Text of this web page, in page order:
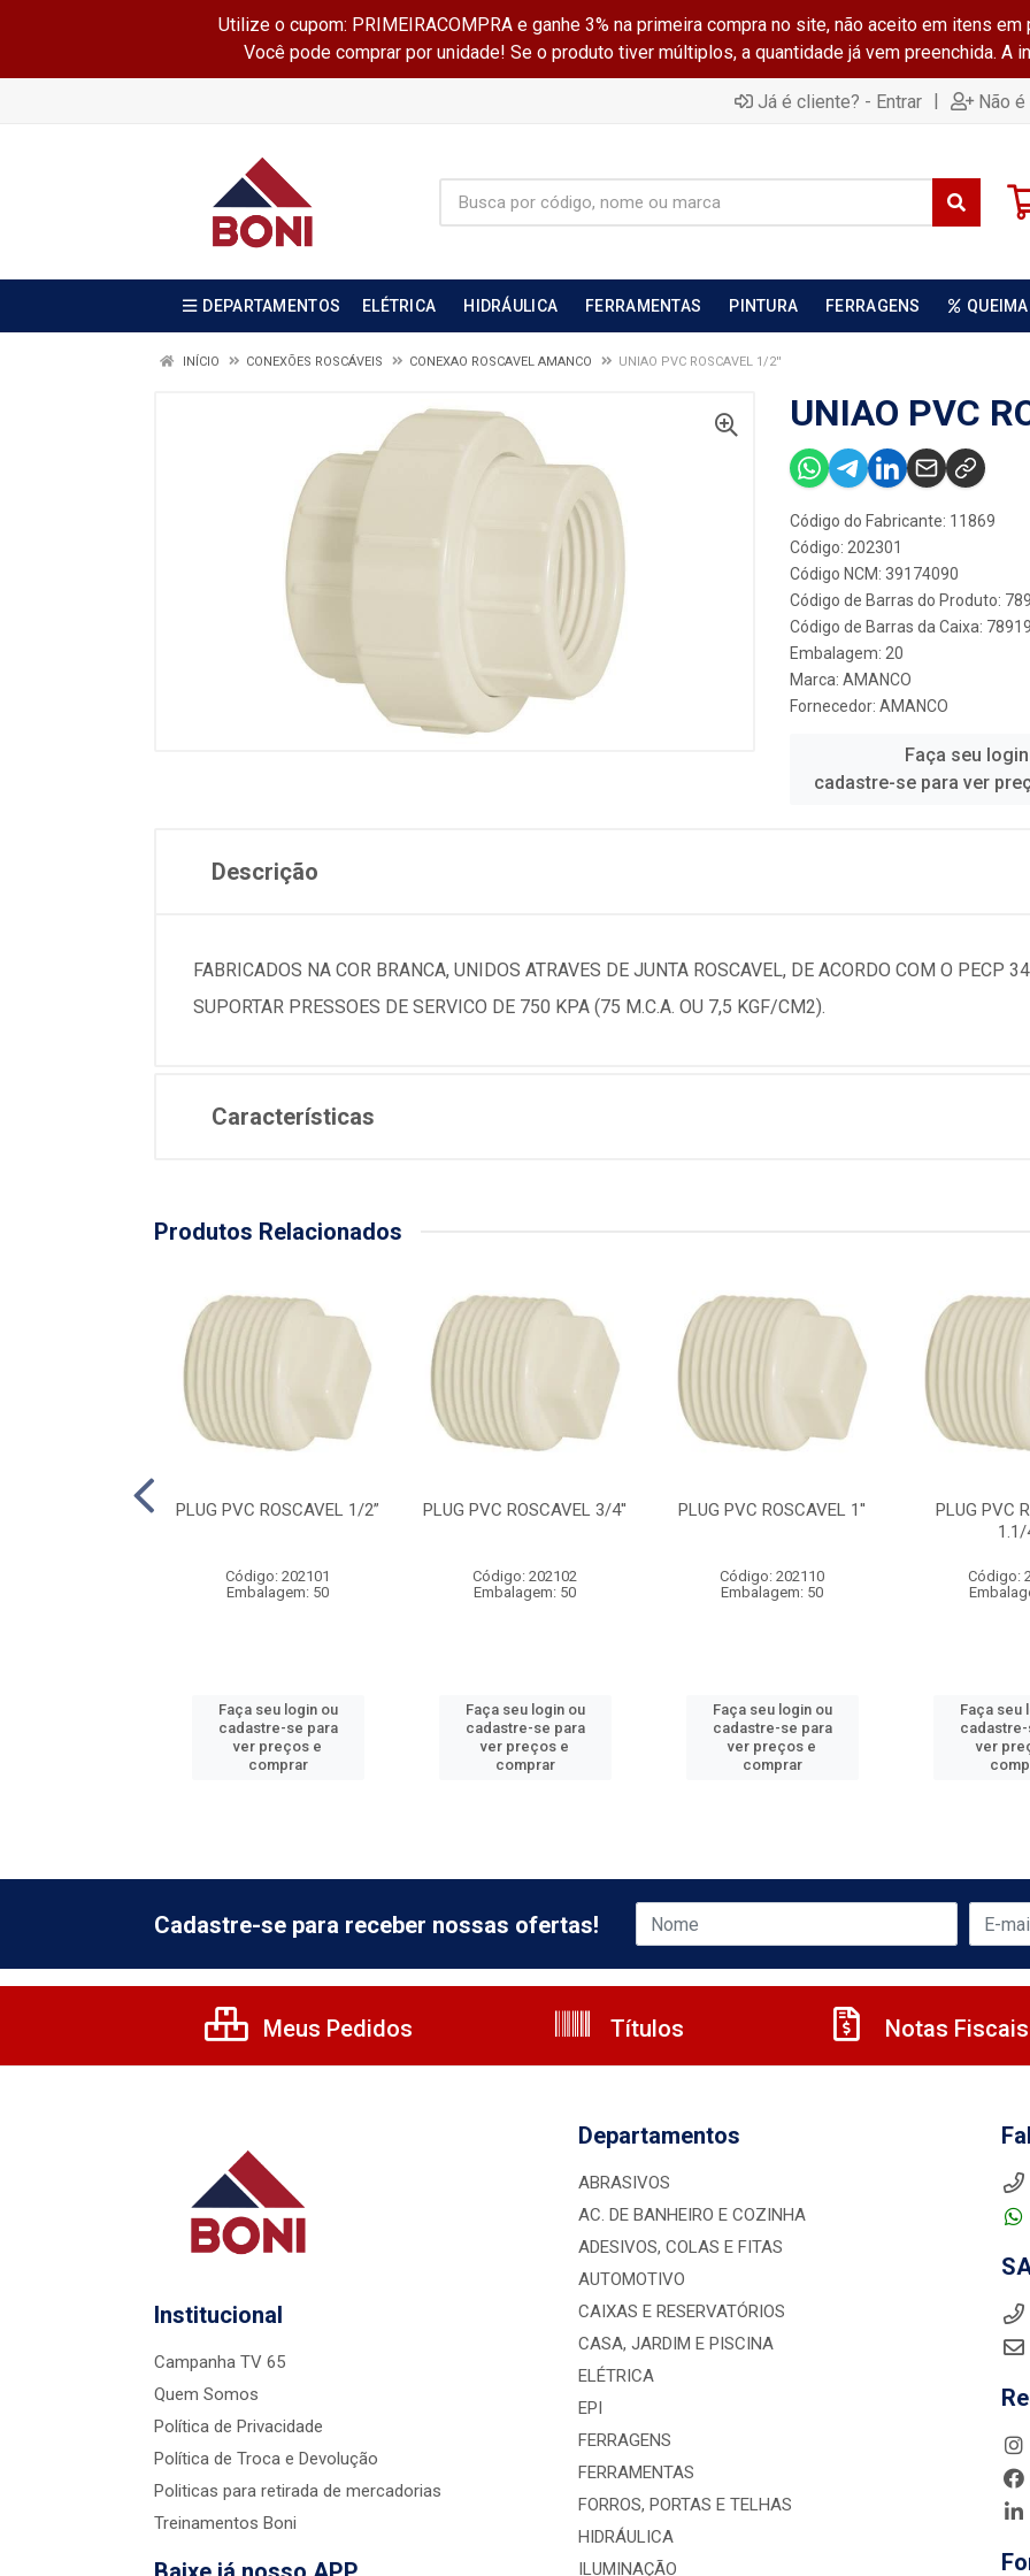
Utilize o cupom: PRIMEIRACOMPRA e ganhe 3% na primeira compra no site, não aceito em itens
Você pode comprar por unidade! Se o produto tiver múltiplos, a quantidade já vem preenchida. A
Já é cliente? - Entrar | Não
DEPARTAMENTOS ELÉTRICA HIDRÁULICA FERRAMENTAS PINTURA FERRAGENS
INÍCIO CONEXÕES ROSCÁVEIS CONEXAO ROSCAVEL AMANCO UNIAO PVC ROSCAVEL 1/2''
UNIAO PVC
Código do Fabricante: 11869
Código: 202301
Código NCM: 39174090
Código de Barras do Produto:
Código de Barras da Caixa:
Embalagem: 20
Marca: AMANCO
Fornecedor: AMANCO
Faça seu
cadastre-se para ver
Descrição
FABRICADOS NA COR BRANCA, UNIDOS ATRAVES DE JUNTA ROSCAVEL, DE ACORDO COM O PECP
SUPORTAR PRESSOES DE SERVICO DE 750 KPA (75 M.C.A. OU 7,5 KGF/CM2).
Características
Produtos Relacionados
PLUG PVC ROSCAVEL 1/2”
Código: 202101
Embalagem: 50
Faça seu login ou
cadastre-se para
ver preços e
comprar
PLUG PVC ROSCAVEL 3/4''
Código: 202102
Embalagem: 50
Faça seu login ou
cadastre-se para
ver preços e
comprar
PLUG PVC ROSCAVEL 1''
Código: 202110
Embalagem: 50
Faça seu login ou
cadastre-se para
ver preços e
comprar
PLUG PVC
1.1/
Código:
Faça seu
ver
Cadastre-se para receber nossas ofertas!
Meus Pedidos Títulos Notas Fiscais
Institucional
Campanha TV 65
Quem Somos
Política de Privacidade
Política de Troca e Devolução
Politicas para retirada de mercadorias
Treinamentos Boni
Departamentos
ABRASIVOS
AC. DE BANHEIRO E COZINHA
ADESIVOS, COLAS E FITAS
AUTOMOTIVO
CAIXAS E RESERVATÓRIOS
CASA, JARDIM E PISCINA
ELÉTRICA
EPI
FERRAGENS
FERRAMENTAS
FORROS, PORTAS E TELHAS
HIDRÁULICA
ILUMINAÇÃO